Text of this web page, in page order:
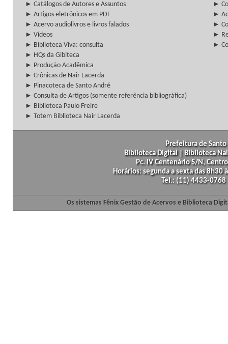
► Catálogos de Autores e Assuntos
►
► Artigos eletrônicos em PDF
►
► Acervo audiolivros e livros falados
►
► Vídeos
►
► Biblioteca Viva: consulta
►
► HQs da Gibiteca
► Produção Acadêmica
► Crônicas de Nair Lacerda
► Pinacoteca de Santo André
► Consulta de Artigos (somente referência bibliográfica)
► Biblioteca Paulo Freire
► Totem Biblioteca Nair Lacerda
Prefeitura de
Biblioteca Digital | Biblioteca
Pc. IV Centenário S/N,
Horários: segunda a sexta das
Tel.: (11) 4433-
Os sistemas Fênix Gestão de Acervos e Biblioteca